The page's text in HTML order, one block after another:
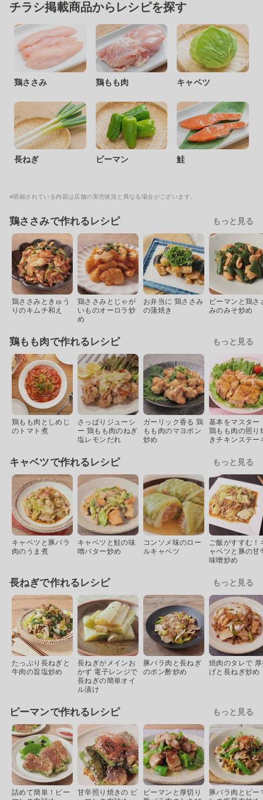
チラシ掲載商品からレシピを探す
鶏ささみ 鶏もも肉 キャベツ
長ねぎ ピーマン 鮭
※明細されている内容は店舗の実売状況と異なる場合がございます。
鶏ささみで作れるレシピ もっと見る
鶏ささみときゅう
りのキムチ和え
鶏ささみとじゃが
いものオーロラ炒
め
お弁当に 鶏ささみ
の蒲焼き
ピーマンと鶏さ
みのみそ炒め
鶏もも肉で作れるレシピ もっと見る
鶏もも肉としめじ
のトマト煮
さっぱりジューシ
ー 鶏もも肉のねぎ
塩レモンだれ
ガーリック香る 鶏
もも肉のマヨポン
炒め
基本をマスター
鶏もも肉の照り
きチキンステー
キャベツで作れるレシピ もっと見る
キャベツと豚バラ
肉のうま煮
キャベツと鮭の味
噌バター炒め
コンソメ味のロー
ルキャベツ
ご飯がすすむ！
ャベツと豚の甘
味噌炒め
長ねぎで作れるレシピ もっと見る
たっぷり長ねぎと
牛肉の旨塩炒め
長ねぎがメインお
かず 電子レンジで
長ねぎの簡単オイ
ル漬け
豚バラ肉と長ねぎ
のポン酢炒め
焼肉のタレで
げと長ねぎ炒め
ピーマンで作れるレシピ もっと見る
詰めて簡単！ピー
甘辛照り焼きの ピ
ピーマンと厚切り
豚バラ肉とピー